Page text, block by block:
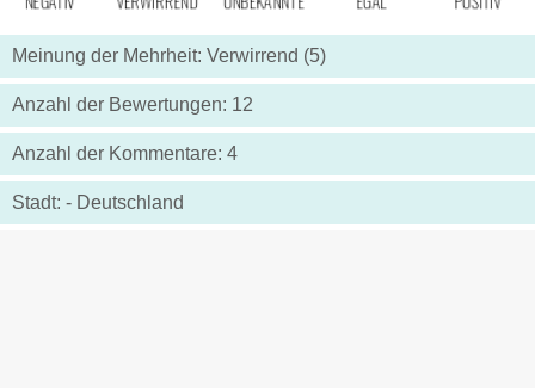
Meinung der Mehrheit: Verwirrend (5)
Anzahl der Bewertungen: 12
Anzahl der Kommentare: 4
Stadt: - Deutschland